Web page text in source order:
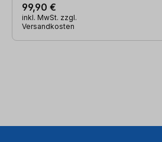
99,90 €
inkl. MwSt. zzgl.
Versandkosten